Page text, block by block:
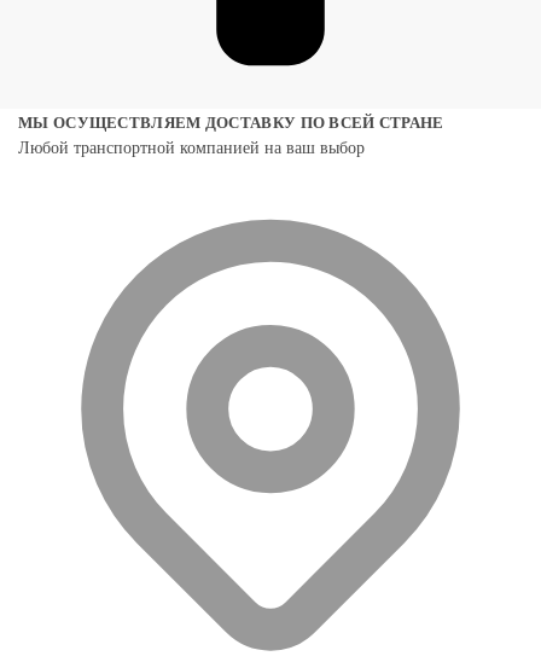
МЫ ОСУЩЕСТВЛЯЕМ ДОСТАВКУ ПО ВСЕЙ СТРАНЕ
Любой транспортной компанией на ваш выбор